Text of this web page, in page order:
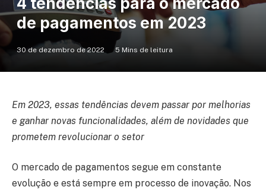
de pagamentos em 2023
30 de dezembro de 2022 5 Mins de leitura
Em 2023, essas tendências devem passar por melhorias
e ganhar novas funcionalidades, além de novidades que
prometem revolucionar o setor
O mercado de pagamentos segue em constante
evolução e está sempre em processo de inovação. Nos